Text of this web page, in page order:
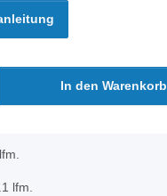
In den Warenkorb
lfm.